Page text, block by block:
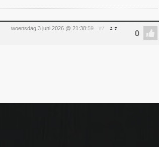
woensdag 3 juni 2026 @ 21:38:59 #7